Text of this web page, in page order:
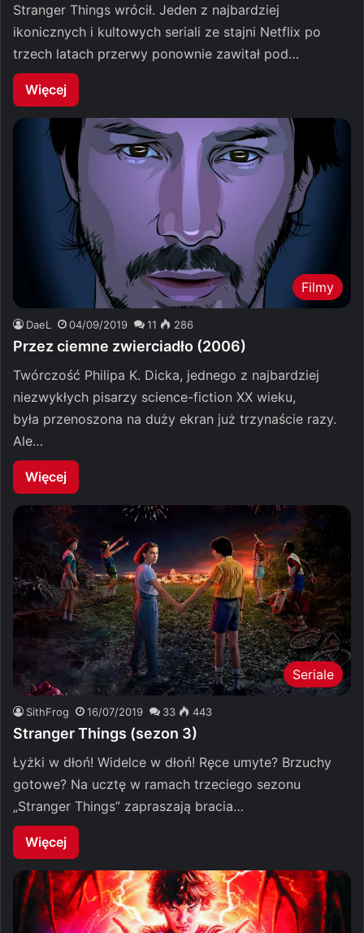
Stranger Things wrócił. Jeden z najbardziej
ikonicznych i kultowych seriali ze stajni Netflix po
trzech latach przerwy ponownie zawitał pod…
Więcej
Filmy
DaeL 04/09/2019 11 286
Przez ciemne zwierciadło (2006)
Twórczość Philipa K. Dicka, jednego z najbardziej
niezwykłych pisarzy science-fiction XX wieku,
była przenoszona na duży ekran już trzynaście razy.
Ale…
Więcej
Seriale
SithFrog 16/07/2019 33 443
Stranger Things (sezon 3)
Łyżki w dłoń! Widelce w dłoń! Ręce umyte? Brzuchy
gotowe? Na ucztę w ramach trzeciego sezonu
„Stranger Things” zapraszają bracia…
Więcej